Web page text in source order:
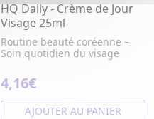
HQ Daily - Crème de Jour
Visage 25ml
Routine beauté coréenne –
Soin quotidien du visage
4,16€
AJOUTER AU PANIER